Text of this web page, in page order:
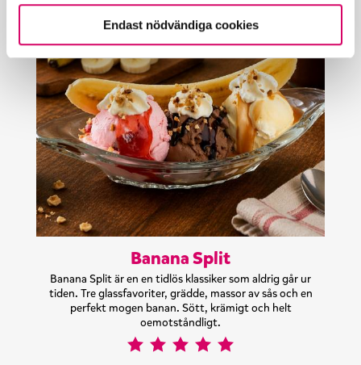
Endast nödvändiga cookies
Banana Split
Banana Split är en en tidlös klassiker som aldrig går ur
tiden. Tre glassfavoriter, grädde, massor av sås och en
perfekt mogen banan. Sött, krämigt och helt
oemotståndligt.